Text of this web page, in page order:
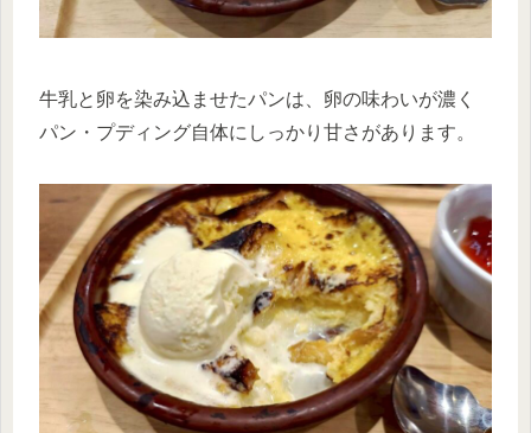
牛乳と卵を染み込ませたパンは、卵の味わいが濃く
パン・プディング自体にしっかり甘さがあります。